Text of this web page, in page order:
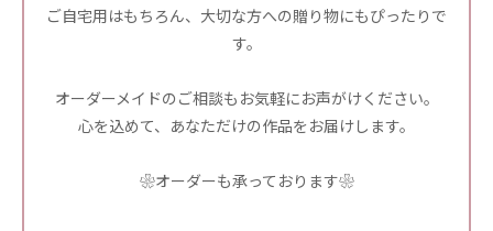
ご自宅用はもちろん、大切な方への贈り物にもぴったりで
す。
オーダーメイドのご相談もお気軽にお声がけください。
心を込めて、あなただけの作品をお届けします。
❀オーダーも承っております❀